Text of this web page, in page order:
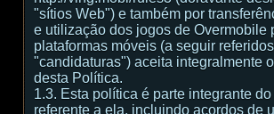
"sítios Web") e também por
e utilização dos jogos de Overmobile
plataformas móveis (a seguir
"candidaturas") aceita integralmente
desta Política.
1.3. Esta política é parte integrante
referente a ela, incluindo acordos de